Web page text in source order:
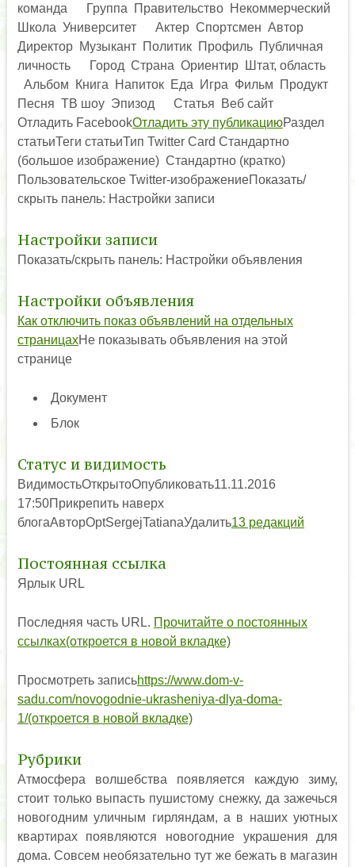
команда Группа Правительство Некоммерческий
Школа Университет Актер Спортсмен Автор
Директор Музыкант Политик Профиль Публичная
личность Город Страна Ориентир Штат, область
Альбом Книга Напиток Еда Игра Фильм Продукт
Песня ТВ шоу Эпизод Статья Веб сайт
Отладить FacebookОтладить эту публикациюРаздел
статьиТеги статьиТип Twitter Card Стандартно
(большое изображение) Стандартно (кратко)
Пользовательское Twitter-изображениеПоказать/
скрыть панель: Настройки записи
Настройки записи
Показать/скрыть панель: Настройки объявления
Настройки объявления
Как отключить показ объявлений на отдельных
страницахНе показывать объявления на этой
странице
Документ
Блок
Статус и видимость
ВидимостьОткрытоОпубликовать11.11.2016
17:50Прикрепить наверх
блогаАвторOptSergejTatianaУдалить13 редакций
Постоянная ссылка
Ярлык URL
Последняя часть URL. Прочитайте о постоянных
ссылках(откроется в новой вкладке)
Просмотреть записьhttps://www.dom-v-
sadu.com/novogodnie-ukrasheniya-dlya-doma-
1/(откроется в новой вкладке)
Рубрики
Атмосфера волшебства появляется каждую зиму,
стоит только выпасть пушистому снежку, да зажечься
новогодним уличным гирляндам, а в наших уютных
квартирах появляются новогодние украшения для
дома. Совсем необязательно тут же бежать в магазин